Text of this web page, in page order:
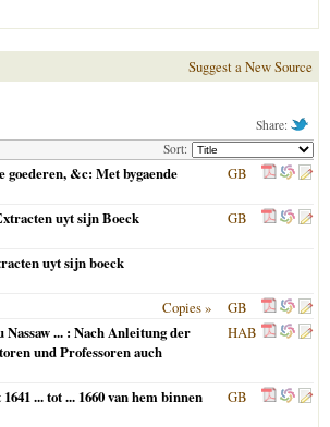
Suggest a New Source
Share:
Sort:
&c: Met bygaende
GB
uyt sijn Boeck
GB
uyt sijn boeck
Copies »
GB
... : Nach Anleitung der
und Professoren auch
HAB
... tot ... 1660 van hem binnen
GB